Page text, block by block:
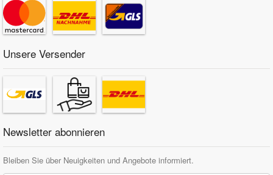
Unsere Versender
Newsletter abonnieren
Bleiben Sie über Neuigkeiten und Angebote informiert.